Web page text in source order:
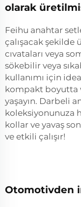
olarak
Feihu anahtar
çalışacak şekilde
cıvataları veya
sökebilir veya
kullanımı için
kompakt boyutta
yaşayın. Darbeli
koleksiyonunuza
kollar ve yavaş
ve etkili çalışır!
Otomotivden